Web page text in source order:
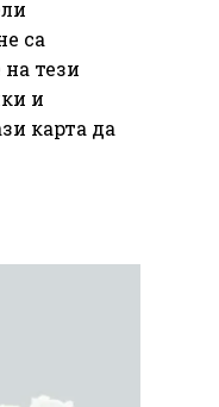
са
тези
и
карта да